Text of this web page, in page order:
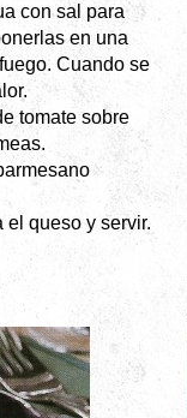
con sal para
en una
Cuando se
tomate sobre
el queso y servir.